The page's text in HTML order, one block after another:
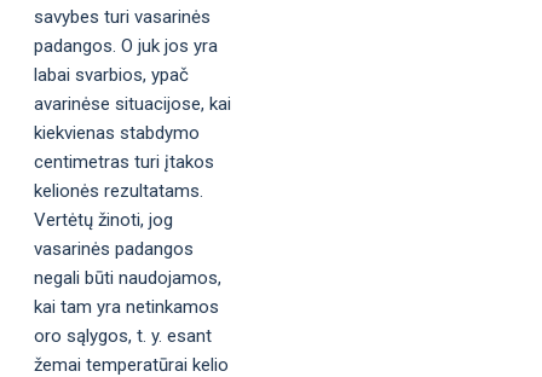
savybes turi vasarinės
padangos. O juk jos yra
labai svarbios, ypač
avarinėse situacijose, kai
kiekvienas stabdymo
centimetras turi įtakos
kelionės rezultatams.
Vertėtų žinoti, jog
vasarinės padangos
negali būti naudojamos,
kai tam yra netinkamos
oro sąlygos, t. y. esant
žemai temperatūrai kelio